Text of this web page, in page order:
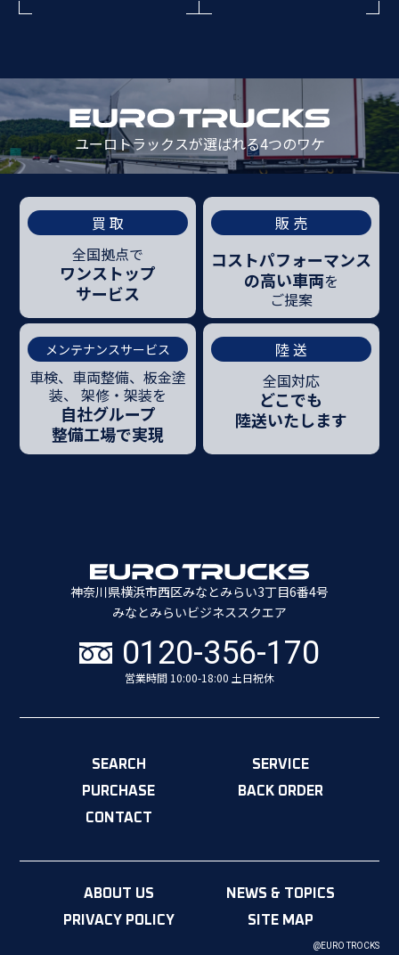
ユーロトラックスが選ばれる4つのワケ
買 取
全国拠点で
ワンストップ
サービス
販 売
コストパフォーマンス
の高い車両を
ご提案
メンテナンスサービス
車検、車両整備、板金塗
装、架修・架装を
自社グループ
整備工場で実現
陸 送
全国対応
どこでも
陸送いたします
神奈川県横浜市西区みなとみらい3丁目6番4号
みなとみらいビジネススクエア
0120-356-170
営業時間 10:00-18:00 土日祝休
SEARCH
SERVICE
PURCHASE
BACK ORDER
CONTACT
ABOUT US
NEWS & TOPICS
PRIVACY POLICY
SITE MAP
@EURO TROCKS